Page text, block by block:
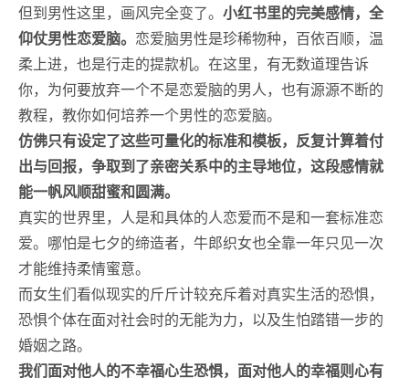
但到男性这里，画风完全变了。 小红书里的完美感情，全
仰仗男性恋爱脑。 恋爱脑男性是珍稀物种，百依百顺，温
柔上进，也是行走的提款机。在这里，有无数道理告诉
你，为何要放弃一个不是恋爱脑的男人，也有源源不断的
教程，教你如何培养一个男性的恋爱脑。
仿佛只有设定了这些可量化的标准和模板，反复计算着付
出与回报，争取到了亲密关系中的主导地位，这段感情就
能一帆风顺甜蜜和圆满。
真实的世界里，人是和具体的人恋爱而不是和一套标准恋
爱。哪怕是七夕的缔造者，牛郎织女也全靠一年只见一次
才能维持柔情蜜意。
而女生们看似现实的斤斤计较充斥着对真实生活的恐惧，
恐惧个体在面对社会时的无能为力，以及生怕踏错一步的
婚姻之路。
我们面对他人的不幸福心生恐惧，面对他人的幸福则心有